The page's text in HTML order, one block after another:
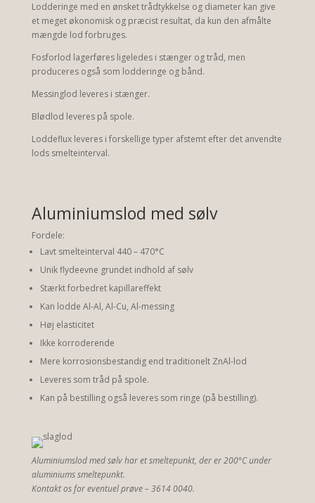
Lodderinge med en ønsket trådtykkelse og diameter kan give
et meget økonomisk og præcist resultat, da kun den afmålte
mængde lod forbruges.
Fosforlod lagerføres ligeledes i stænger og tråd, men
produceres også som lodderinge og bånd.
Messinglod leveres i stænger.
Blødlod leveres på spole.
Loddeflux leveres i forskellige typer afstemt efter det anvendte
lods smelteinterval.
Aluminiumslod med sølv
Fordele:
Lavt smelteinterval 440 – 470°C
Unik flydeevne grundet indhold af sølv
Stærkt forbedret kapillareffekt
Kan lodde Al-Al, Al-Cu, Al-messing
Høj elasticitet
Ikke korroderende
Mere korrosionsbestandig end traditionelt ZnAl-lod
Leveres som tråd på spole.
Kan på bestilling også leveres som ringe (på bestilling).
Aluminiumslod med sølv har et smeltepunkt, der er 200°C under
aluminiums smeltepunkt.
Kontakt os for eventuel prøve – 3614 0040.